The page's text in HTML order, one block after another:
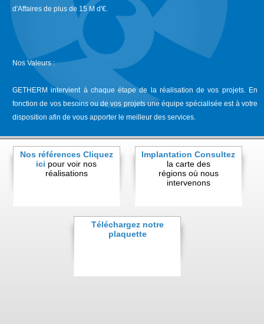
d'Affaires de plus de 15 M d'€.
Nos Valeurs :
GETHERM intervient à chaque étape de la réalisation de vos projets. En
fonction de vos besoins ou de vos projets une équipe spécialisée est à votre
disposition afin de vous apporter le meilleur des services.
Nos références Cliquez
ici pour voir nos
réalisations
Implantation Consultez
la carte des
régions où nous
intervenons
Téléchargez notre
plaquette